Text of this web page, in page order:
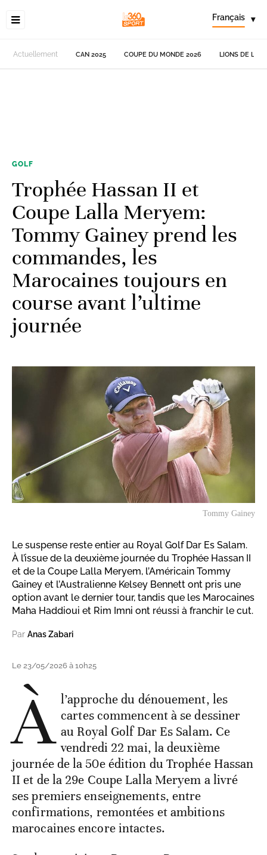
Français ▾
Actuellement CAN 2025 COUPE DU MONDE 2026 LIONS DE
GOLF
Trophée Hassan II et
Coupe Lalla Meryem:
Tommy Gainey prend les
commandes, les
Marocaines toujours en
course avant l’ultime
journée
Tommy Gainey
Le suspense reste entier au Royal Golf Dar Es Salam.
À l’issue de la deuxième journée du Trophée Hassan II
et de la Coupe Lalla Meryem, l’Américain Tommy
Gainey et l’Australienne Kelsey Bennett ont pris une
option avant le dernier tour, tandis que les Marocaines
Maha Haddioui et Rim Imni ont réussi à franchir le cut.
Par Anas Zabari
Le 23/05/2026 à 10h25
À l’approche du dénouement, les
cartes commencent à se dessiner
au Royal Golf Dar Es Salam. Ce
vendredi 22 mai, la deuxième
journée de la 50e édition du Trophée Hassan
II et de la 29e Coupe Lalla Meryem a livré
ses premiers enseignements, entre
confirmations, remontées et ambitions
marocaines encore intactes.